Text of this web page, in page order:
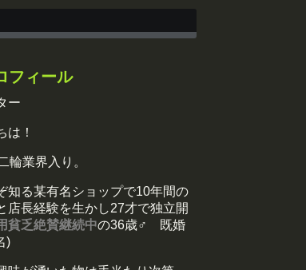
フィール
は！
輪業界入り。
知る某有名ショップで10年間の
店長経験を生かし27才で独立開
貧乏絶賛継続中の36歳♂ 既婚
)